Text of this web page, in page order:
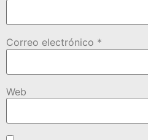
Correo electrónico *
Web